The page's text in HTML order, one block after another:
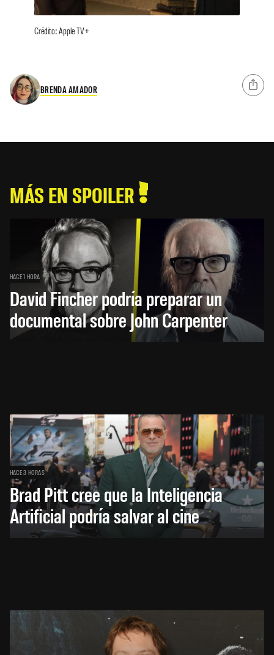
Crédito: Apple TV+
BRENDA AMADOR
MÁS EN SPOILER
HACE 1 HORA
David Fincher podría preparar un
documental sobre John Carpenter
HACE 3 HORAS
Brad Pitt cree que la Inteligencia
Artificial podría salvar al cine